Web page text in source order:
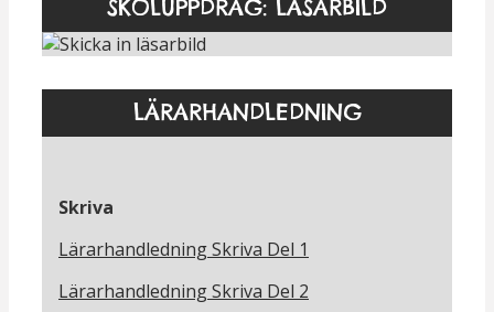
SKOLUPPDRAG: LÄSARBILD
LÄRARHANDLEDNING
Skriva
Lärarhandledning Skriva Del 1
Lärarhandledning Skriva Del 2